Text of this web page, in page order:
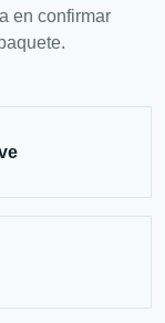
en confirmar